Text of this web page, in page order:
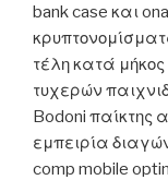
bank case και
τέλη κατά μήκος
τυχερών
Bodoni παίκτης
εμπειρία
comp mobile